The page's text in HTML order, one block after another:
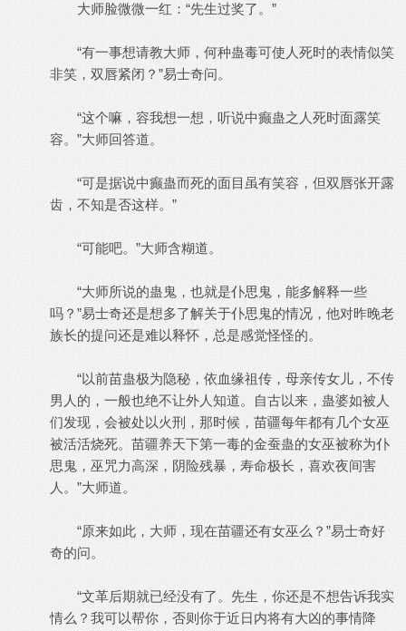
大师脸微微一红：“先生过奖了。”
“有一事想请教大师，何种蛊毒可使人死时的表情似笑
非笑，双唇紧闭？”易士奇问。
“这个嘛，容我想一想，听说中癫蛊之人死时面露笑
容。”大师回答道。
“可是据说中癫蛊而死的面目虽有笑容，但双唇张开露
齿，不知是否这样。”
“可能吧。”大师含糊道。
“大师所说的蛊鬼，也就是仆思鬼，能多解释一些
吗？”易士奇还是想多了解关于仆思鬼的情况，他对昨晚老
族长的提问还是难以释怀，总是感觉怪怪的。
“以前苗蛊极为隐秘，依血缘祖传，母亲传女儿，不传
男人的，一般也绝不让外人知道。自古以来，蛊婆如被人
们发现，会被处以火刑，那时候，苗疆每年都有几个女巫
被活活烧死。苗疆养天下第一毒的金蚕蛊的女巫被称为仆
思鬼，巫咒力高深，阴险残暴，寿命极长，喜欢夜间害
人。”大师道。
“原来如此，大师，现在苗疆还有女巫么？”易士奇好
奇的问。
“文革后期就已经没有了。先生，你还是不想告诉我实
情么？我可以帮你，否则你于近日内将有大凶的事情降